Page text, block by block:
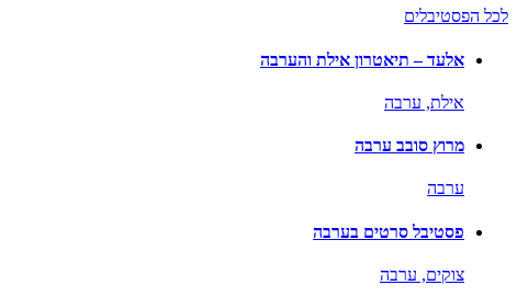
לכל הפסטיבלים
אלעד – תיאטרון אילת והערבה
אילת, ערבה
מרוץ סובב ערבה
ערבה
פסטיבל סרטים בערבה
צוקים, ערבה